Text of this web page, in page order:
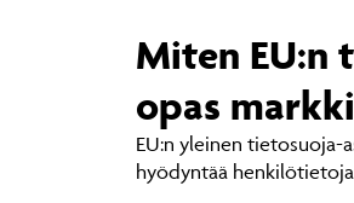
Miten EU:n
opas
EU:n yleinen tietosuoja-
hyödyntää